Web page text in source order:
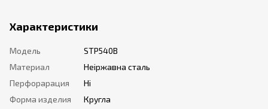
Характеристики
Модель
STP540B
Материал
Неіржавна сталь
Перфорарация
Ні
Форма изделия
Кругла